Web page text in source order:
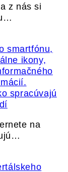
z nás si
spracúvajú
na